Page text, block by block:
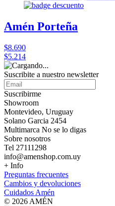
Amén Porteña
$8.690
$5.214
Suscribite a nuestro newsletter
Suscribirme
Showroom
Montevideo, Uruguay
Solano Garcia 2454
Multimarca No se lo digas
Sobre nosotros
Tel 27111298
info@amenshop.com.uy
+ Info
Preguntas frecuentes
Cambios y devoluciones
Cuidados Amén
© 2026 AMÉN